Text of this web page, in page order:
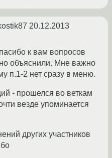
20.12.2013
к вам вопросов
объяснили. Мне важно
п.1-2 нет сразу в меню.
- прошелся во веткам
везде упоминается
других участников